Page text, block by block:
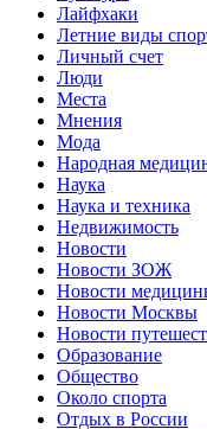
Лайфхаки
Летние виды
Личный счет
Люди
Места
Мнения
Мода
Народная
Наука
Наука и техника
Недвижимость
Новости
Новости ЗОЖ
Новости
Новости Москвы
Новости
Образование
Общество
Около спорта
Отдых в России